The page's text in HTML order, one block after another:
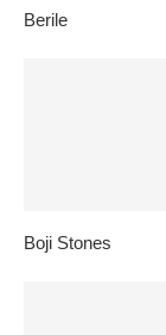
Berile
Boji Stones